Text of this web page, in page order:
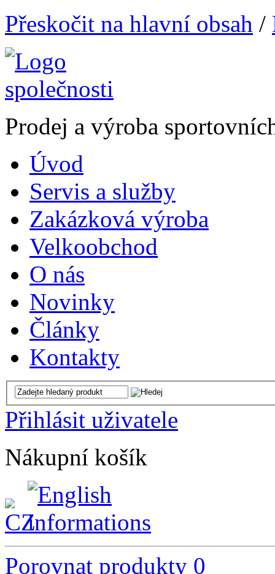
Přeskočit na hlavní obsah /
Prodej a výroba
Úvod
Servis a služby
Zakázková výroba
Velkoobchod
O nás
Novinky
Články
Kontakty
Přihlásit uživatele
Nákupní košík
Porovnat produkty 0